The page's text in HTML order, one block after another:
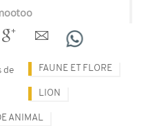
de FAUNE ET FLORE
LION
ANIMAL